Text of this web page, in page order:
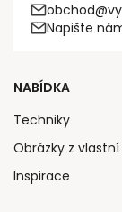
Napište
NABÍDKA
Techniky
Obrázky z
Inspirace